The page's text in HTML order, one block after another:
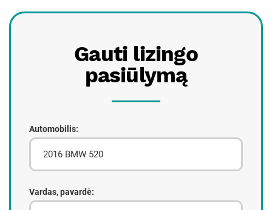
Gauti lizingo
pasiūlymą
Automobilis:
Vardas, pavardė: